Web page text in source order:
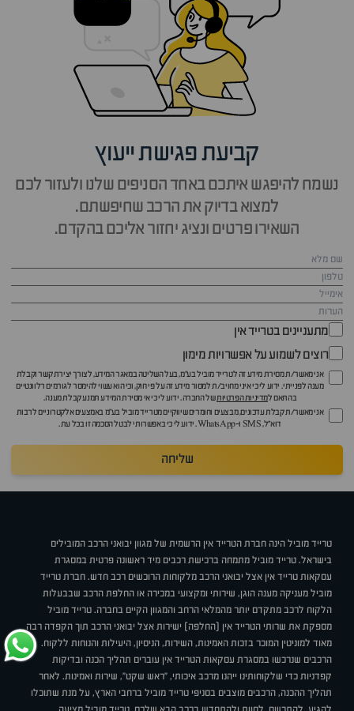
קביעת פגישת ייעוץ
נשמח להיפגש איתכם באחד הסניפים שלנו ולעזור לכם
למצוא בדיוק את הרכב שחיפשתם.
השאירו פרטים ונציג יחזור אליכם בהקדם.
מתעניינים בטרייד אין
רוצים לשמוע על אפשרויות מימון
אני מאשר/ת מסירת מידע זה לטרייד מוביל בע"מ, בעל השליטה במאגר המידע, לצורך יצירת קשר וקבלת
מענה לפנייתי. ידוע לי כי איני מחויב/ת למסור מידע זה על פי חוק, וכי הוא עשוי להימסר לגורמים רלוונטיים
בהתאם למדיניות הפרטיותשל החברה. ידוע לי כי אי מסירת המידע תמנע קבלת מענה.
אני מאשר/ת קבלת עדכונים, מבצעים וחומרים שיווקיים מטרייד מוביל בע"מ באמצעים אלקטרוניים לרבות
דוא״ל, SMS ו-WhatsApp. ידוע לי כי באפשרותי לבטל הסכמה זו בכל עת.
שליחה
טרייד מוביל הינה חברת הטרייד אין הרשמית של מגוון יבואני הרכב המובילים
בישראל. טרייד מוביל מתמחה ברכישת רכבים מיד ראשונה פרטית במסגרת
עסקאות טרייד אין אצל יבואני הרכב מלקוחות הרוכשים רכב חדש. חברת טרייד
מוביל מעניקה מענה הוגן, שירותי ומקצועי במכירה או החלפת הרכב שבבעלות
הלקוח לרכב מתקדם יותר מהמלאי הרחב והמגוון הקיים בחברה. טרייד מוביל
מספקת את שרותי הטרייד אין (החלפה) ישירות אצל יבואני הרכב תוך הקפדה רבה
מאוד למוניטין המוכר בזכות האמינות, השירות, הניסיון, היעילות והנוחות ללקוח.
הרכבים שנרכשו במסגרת עסקאות הטרייד אין עוברים תהליך הכנה ובדיקות
קפדניות כדי שלקוחותינו ייהנו מרכב איכותי, "ראש שקט", שירות ואמינות. לאחר
תהליך ההכנה, הרכבים מוצבים בסניפי טרייד מוביל ברחבי הארץ, על מנת שתוכלו